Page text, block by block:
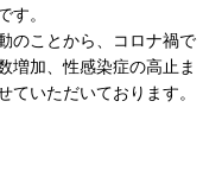
す。
のことから、コロナ禍で
増加、性感染症の高止ま
ていただいております。